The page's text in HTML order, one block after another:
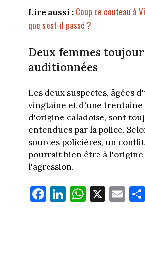
Lire aussi : Coup de couteau à
que s'est-il passé ?
Deux femmes
auditionnées
Les deux suspectes, âgées
vingtaine et d'une trentaine
d'origine caladoise, sont
entendues par la police.
sources policières, un
pourrait bien être à l'origine
l'agression.
Fa
ce
Li
nk
W
ha
X E
m